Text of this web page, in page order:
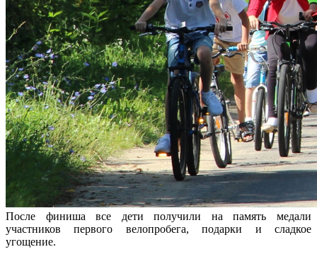
После финиша все дети получили на память медали
участников первого велопробега, подарки и сладкое
угощение.